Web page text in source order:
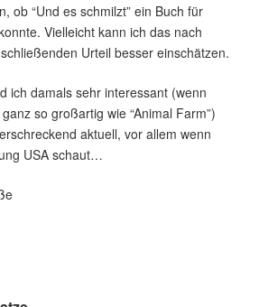
ob “Und es schmilzt” ein Buch für
Vielleicht kann ich das nach
Urteil besser einschätzen.
ich damals sehr interessant (wenn
so großartig wie “Animal Farm”)
aktuell, vor allem wenn
USA schaut…